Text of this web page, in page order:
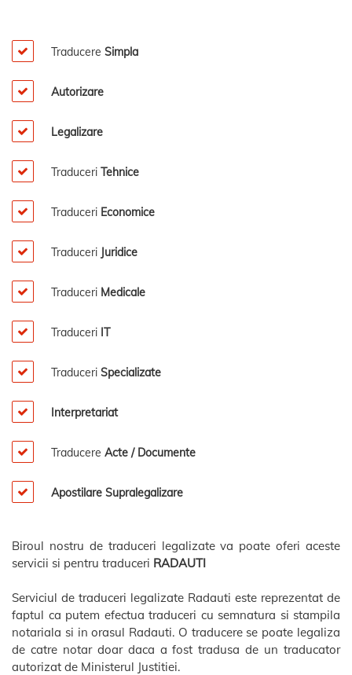
Traducere Simpla
Autorizare
Legalizare
Traduceri Tehnice
Traduceri Economice
Traduceri Juridice
Traduceri Medicale
Traduceri IT
Traduceri Specializate
Interpretariat
Traducere Acte / Documente
Apostilare Supralegalizare
Biroul nostru de traduceri legalizate va poate oferi aceste
servicii si pentru traduceri RADAUTI
Serviciul de traduceri legalizate Radauti este reprezentat de
faptul ca putem efectua traduceri cu semnatura si stampila
notariala si in orasul Radauti. O traducere se poate legaliza
de catre notar doar daca a fost tradusa de un traducator
autorizat de Ministerul Justitiei.